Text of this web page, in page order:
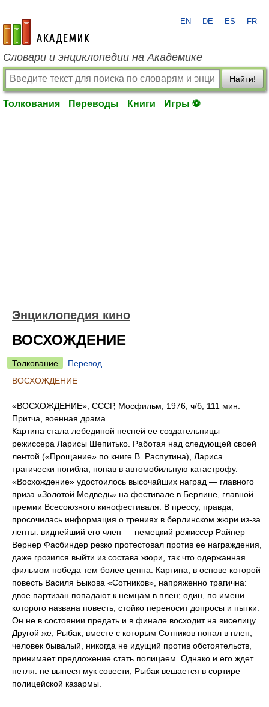
academic.ru
EN DE ES FR
Словари и энциклопедии на Академике
Найти!
Толкования Переводы Книги Игры ⚽
Энциклопедия кино
ВОСХОЖДЕНИЕ
Толкование
Перевод
ВОСХОЖДЕНИЕ
«ВОСХОЖДЕНИЕ», СССР, Мосфильм, 1976, ч/б, 111 мин.
Притча, военная драма.
Картина стала лебединой песней ее создательницы —
режиссера Ларисы Шепитько. Работая над следующей своей
лентой («Прощание» по книге В. Распутина), Лариса
трагически погибла, попав в автомобильную катастрофу.
«Восхождение» удостоилось высочайших наград — главного
приза «Золотой Медведь» на фестивале в Берлине, главной
премии Всесоюзного кинофестиваля. В прессу, правда,
просочилась информация о трениях в берлинском жюри из-за
ленты: виднейший его член — немецкий режиссер Райнер
Вернер Фасбиндер резко протестовал против ее награждения,
даже грозился выйти из состава жюри, так что одержанная
фильмом победа тем более ценна. Картина, в основе которой
повесть Василя Быкова «Сотников», напряженно трагична:
двое партизан попадают к немцам в плен; один, по имени
которого названа повесть, стойко переносит допросы и пытки.
Он не в состоянии предать и в финале восходит на виселицу.
Другой же, Рыбак, вместе с которым Сотников попал в плен, —
человек бывалый, никогда не идущий против обстоятельств,
принимает предложение стать полицаем. Однако и его ждет
петля: не вынеся мук совести, Рыбак вешается в сортире
полицейской казармы.